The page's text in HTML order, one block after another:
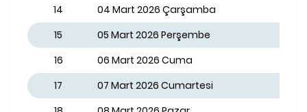
14
04 Mart 2026 Çarşamba
15
05 Mart 2026 Perşembe
16
06 Mart 2026 Cuma
17
07 Mart 2026 Cumartesi